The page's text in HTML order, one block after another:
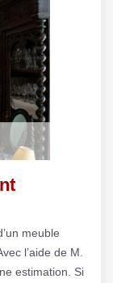
meuble
l’aide de M.
estimation. Si